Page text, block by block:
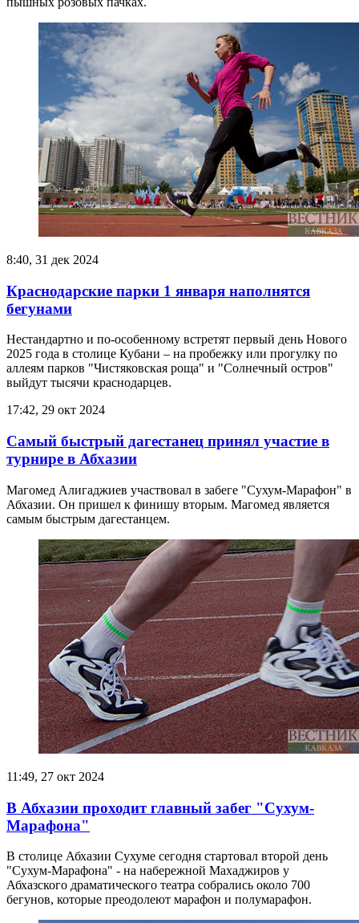
8:40, 31 дек 2024
Краснодарские парки 1 января наполнятся
бегунами
Нестандартно и по-особенному встретят первый день Нового
2025 года в столице Кубани – на пробежку или прогулку по
аллеям парков "Чистяковская роща" и "Солнечный остров"
выйдут тысячи краснодарцев.
17:42, 29 окт 2024
Самый быстрый дагестанец принял участие в
турнире в Абхазии
Магомед Алигаджиев участвовал в забеге "Сухум-Марафон" в
Абхазии. Он пришел к финишу вторым. Магомед является
самым быстрым дагестанцем.
11:49, 27 окт 2024
В Абхазии проходит главный забег "Сухум-
Марафона"
В столице Абхазии Сухуме сегодня стартовал второй день
"Сухум-Марафона" - на набережной Махаджиров у
Абхазского драматического театра собрались около 700
бегунов, которые преодолеют марафон и полумарафон.